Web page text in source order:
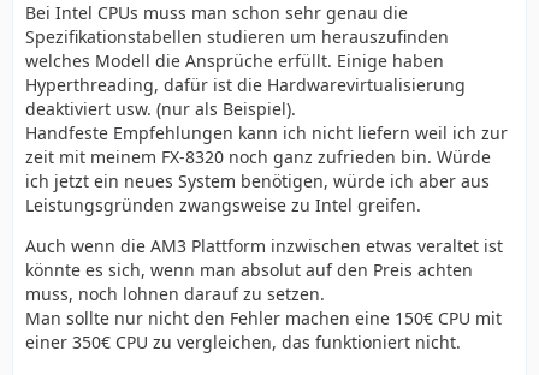
Bei Intel CPUs muss man schon sehr genau die
Spezifikationstabellen studieren um herauszufinden
welches Modell die Ansprüche erfüllt. Einige haben
Hyperthreading, dafür ist die Hardwarevirtualisierung
deaktiviert usw. (nur als Beispiel).
Handfeste Empfehlungen kann ich nicht liefern weil ich zur
zeit mit meinem FX-8320 noch ganz zufrieden bin. Würde
ich jetzt ein neues System benötigen, würde ich aber aus
Leistungsgründen zwangsweise zu Intel greifen.
Auch wenn die AM3 Plattform inzwischen etwas veraltet ist
könnte es sich, wenn man absolut auf den Preis achten
muss, noch lohnen darauf zu setzen.
Man sollte nur nicht den Fehler machen eine 150€ CPU mit
einer 350€ CPU zu vergleichen, das funktioniert nicht.